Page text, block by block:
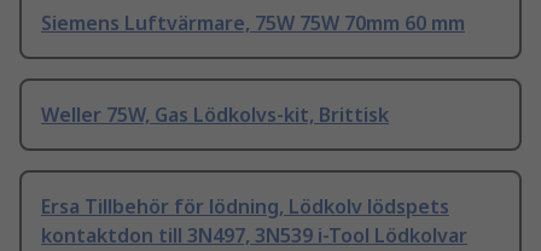
Siemens Luftvärmare, 75W 75W 70mm 60 mm
Weller 75W, Gas Lödkolvs-kit, Brittisk
Ersa Tillbehör för lödning, Lödkolv lödspets
kontaktdon till 3N497, 3N539 i-Tool Lödkolvar